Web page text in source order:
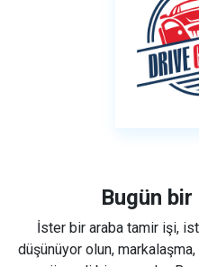
Bugün bir
İster bir araba tamir işi,
düşünüyor olun,